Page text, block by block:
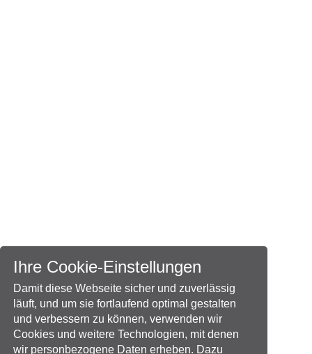
Ihre Cookie-Einstellungen
Damit diese Webseite sicher und zuverlässig
läuft, und um sie fortlaufend optimal gestalten
und verbessern zu können, verwenden wir
Cookies und weitere Technologien, mit denen
wir personbezogene Daten erheben. Dazu